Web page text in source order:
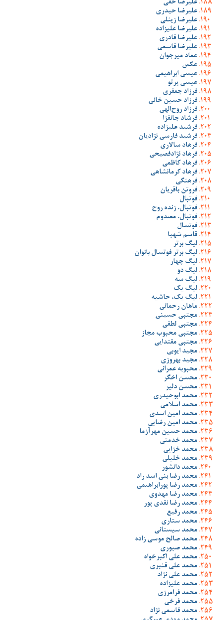
علیرضا حقی
علیرضا حیدری
علیرضا زینلی
علیرضا علیزاده
علیرضا قادری
علیرضا قاسمی
عماد میرجوان
عکس
عیسی ابراهیمی
عیسی پرتو
فرزاد جعفری
فرزاد حسین خانی
فرزاد روح‌الهی
فرشاد جانفزا
فرشید علیزاده
فرشید فارسی نژادیان
فرهاد سالاری
فرهاد نژادفصیحی
فرهاد کاظمی
فرهاد کرمانشاهی
فرهنگی
فروتن باقریان
فوتبال
فوتبال، زنده روح
فوتبال، مصدوم
فوتسال
قاسم شهبا
لیگ برتر
لیگ برتر فوتسال بانوان
لیگ چهار
لیگ دو
لیگ سه
لیگ یک
لیگ یک، حاشیه
ماهان رحمانی
مجتبی حسینی
مجتبی لطفی
مجتبی محبوب مجاز
مجتبی مقتدایی
مجید ایوبی
مجید بهروزی
محبوبه عمرانی
محسن اخگر
محسن دلیر
محمد ابوحیدری
محمد اسلامی
محمد امین اسدی
محمد امین رضایی
محمد حسین مهرآزما
محمد خدمتی
محمد خزایی
محمد خلیلی
محمد دانشور
محمد رضا بنی اسد راد
محمد رضا پورابراهیمی
محمد رضا مهدوی
محمد رضا نقدی پور
محمد رفیع
محمد ستاری
محمد سیستانی
محمد صالح موسی زاده
محمد صبوری
محمد علی اکبرخواه
محمد علی قنبری
محمد علی نژاد
محمد علیزاده
محمد فرامرزی
محمد فرخی
محمد قاسمی نژاد